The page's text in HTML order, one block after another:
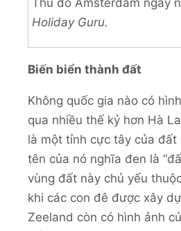
Holiday Guru.
Biến biển thành đất
Không quốc gia nào có
qua nhiều thế kỷ hơn Hà
là một tỉnh cực tây của đất
tên của nó nghĩa đen là
vùng đất này chủ yếu
khi các con đê được xây
Zeeland còn có hình ảnh